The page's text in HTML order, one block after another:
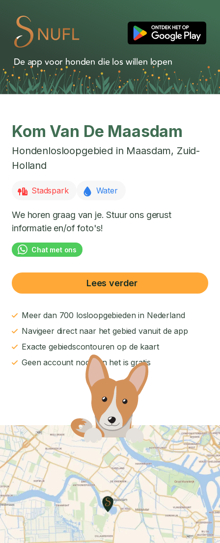
De app voor honden die los willen lopen
Kom Van De Maasdam
Hondenlosloopgebied in Maasdam, Zuid-
Holland
Stadspark Water
We horen graag van je. Stuur ons gerust
informatie en/of foto's!
Chat met ons
Lees verder
Meer dan 700 losloopgebieden in Nederland
Navigeer direct naar het gebied vanuit de app
Exacte gebiedscontouren op de kaart
Geen account nodig en het is gratis